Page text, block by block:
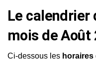
Le calendrier
mois de Août
Ci-dessous les horaires